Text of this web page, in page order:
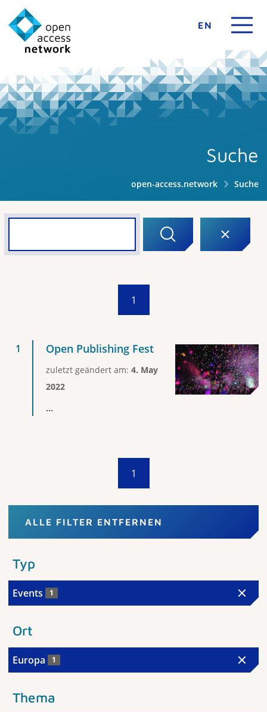
EN
Suche
open-access.network Suche
1
Open Publishing Fest
zuletzt geändert am: 4. May
2022
...
1
ALLE FILTER ENTFERNEN
Typ
Events 1
Ort
Europa 1
Thema